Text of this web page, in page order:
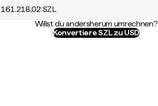
161.218,02 SZL
Willst du andersherum umrechnen?
Konvertiere SZL zu USD